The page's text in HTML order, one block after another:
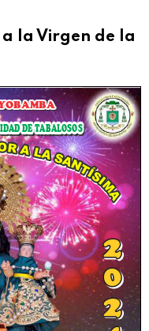
la Virgen de la